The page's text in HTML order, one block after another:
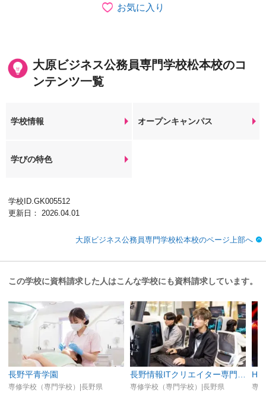
お気に入り
大原ビジネス公務員専門学校松本校のコ
ンテンツ一覧
学校情報 オープンキャンパス
学びの特色
学校ID.GK005512
更新日： 2026.04.01
大原ビジネス公務員専門学校松本校のページ上部へ
この学校に資料請求した人はこんな学校にも資料請求しています。
長野平青学園
専修学校（専門学校）|長野県 専修学校（専門学校）|長野県 専